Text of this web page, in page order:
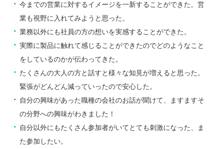
今までの営業に対するイメージを一新することができた。営
業も視野に入れてみようと思った。
業務以外にも社員の方の想いを実感することができた。
実際に製品に触れて感じることができたのでどのようなこと
をしているのかが伝わってきた。
たくさんの大人の方と話すと様々な知見が増えると思った。
緊張がどんどん減っていったので安心した。
自分の興味があった職種の会社のお話が聞けて、ますますそ
の分野への興味がわきました！
自分以外にもたくさん参加者がいてとても刺激になった、ま
た参加したい。